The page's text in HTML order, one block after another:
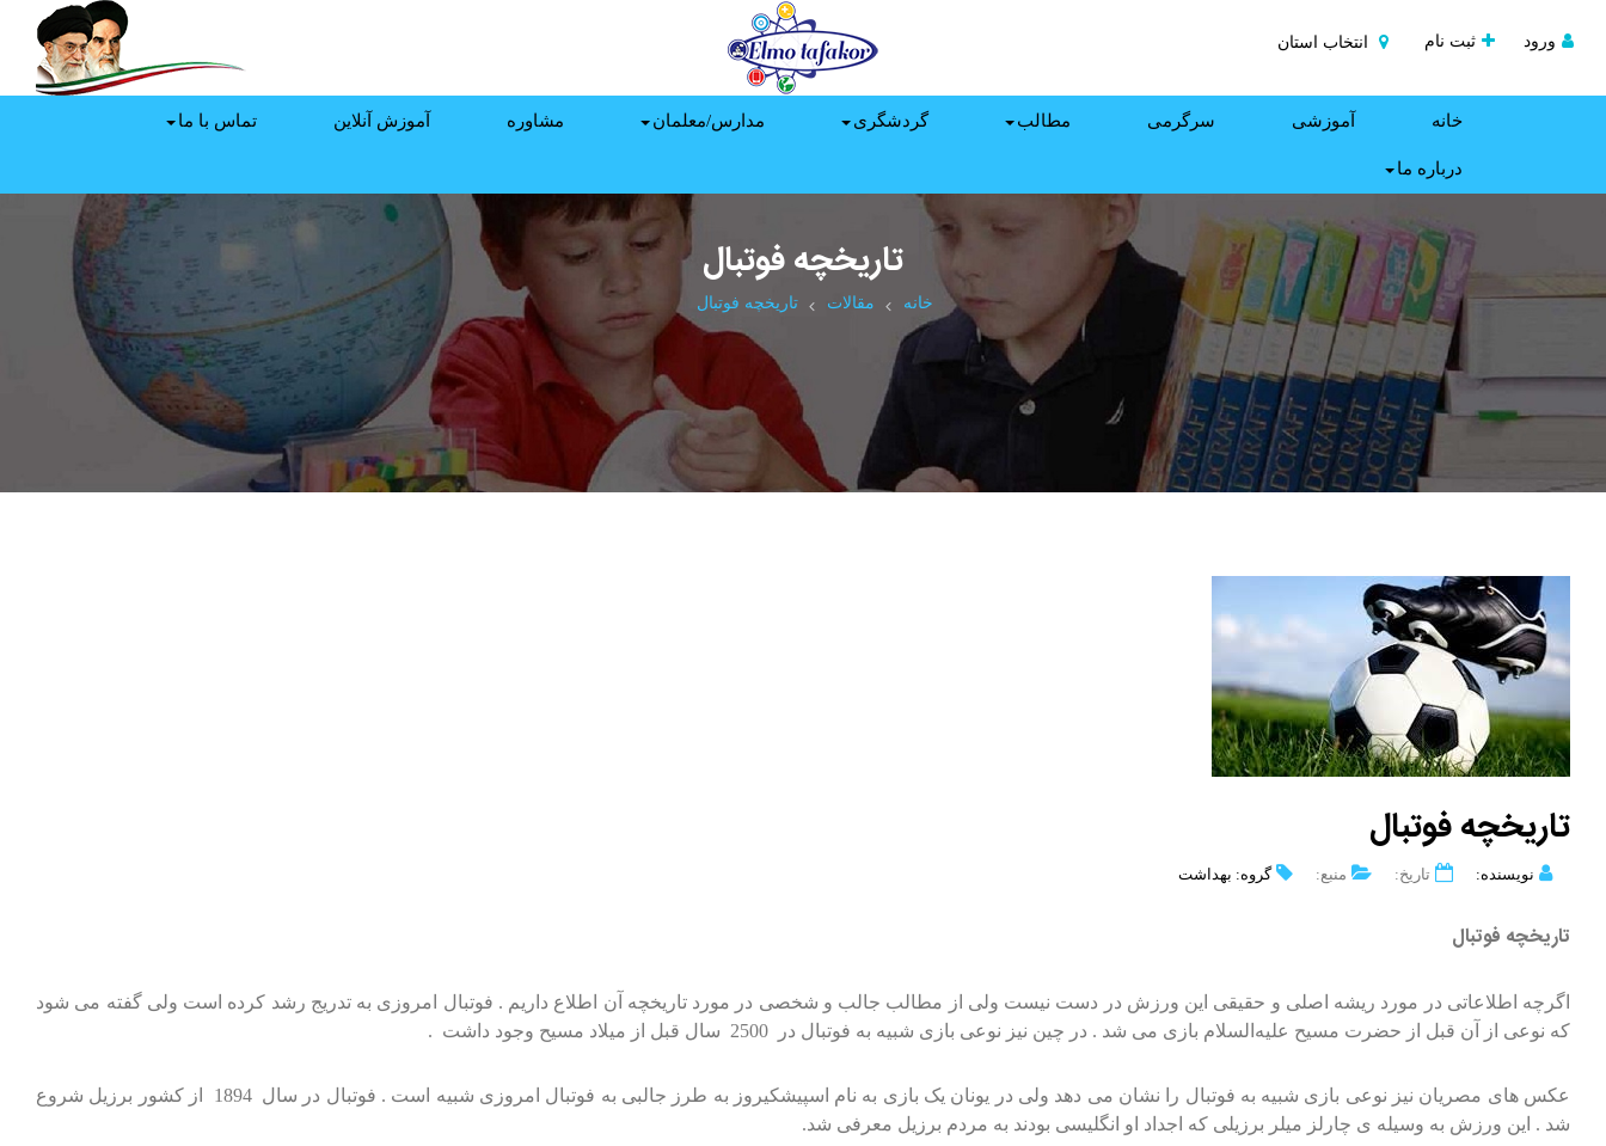
ورود ثبت نام انتخاب استان
خانه آموزشی سرگرمی مطالب گردشگری مدارس/معلمان مشاوره آموزش آنلاین تماس با ما
درباره ما
تاریخچه فوتبال
خانه مقالات تاریخچه فوتبال
تاریخچه فوتبال
نویسنده: تاریخ: منبع: گروه: بهداشت
تاریخچه فوتبال
اگرچه اطلاعاتی در مورد ریشه اصلی و حقیقی این ورزش در دست نیست ولی از مطالب جالب و شخصی در مورد تاریخچه آن اطلاع داریم . فوتبال امروزی به تدریج رشد کرده است ولی گفته می شود
که نوعی از آن قبل از حضرت مسیح علیه‌السلام بازی می شد . در چین نیز نوعی بازی شبیه به فوتبال در 2500 سال قبل از میلاد مسیح وجود داشت .
عکس های مصریان نیز نوعی بازی شبیه به فوتبال را نشان می دهد ولی در یونان یک بازی به نام اسپیشکیروز به طرز جالبی به فوتبال امروزی شبیه است . فوتبال در سال 1894 از کشور برزیل شروع
شد . این ورزش به وسیله ی چارلز میلر برزیلی که اجداد او انگلیسی بودند به مردم برزیل معرفی شد.